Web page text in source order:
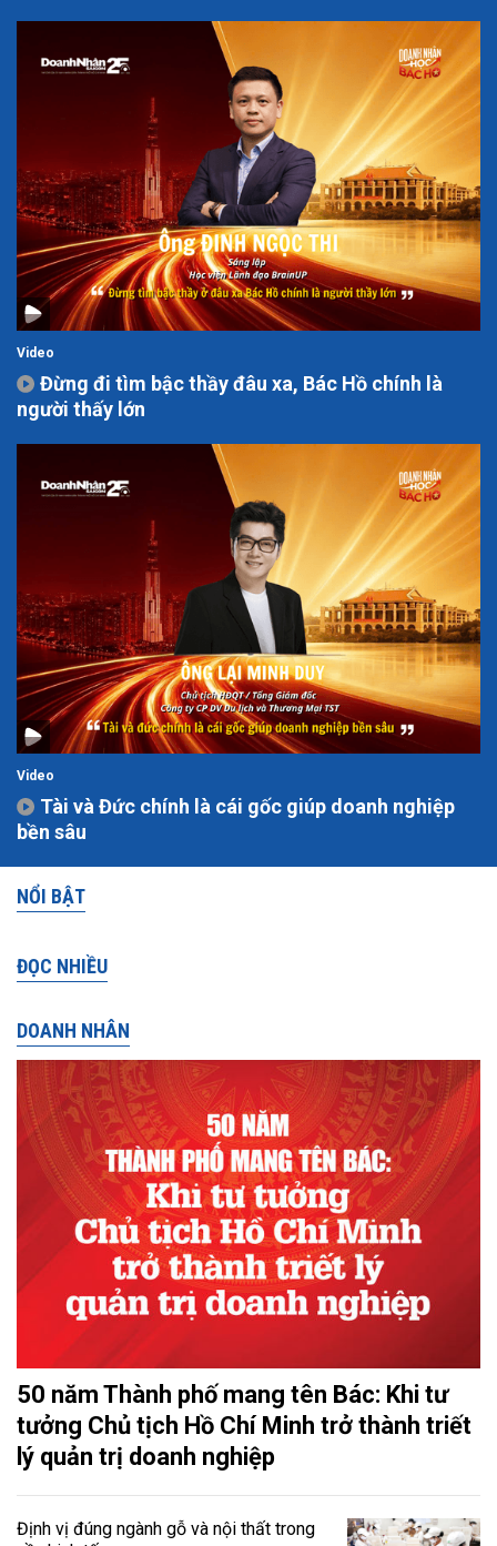
Video
Đừng đi tìm bậc thầy đâu xa, Bác Hồ chính là
người thấy lớn
Video
Tài và Đức chính là cái gốc giúp doanh nghiệp
bền sâu
NỔI BẬT
ĐỌC NHIỀU
DOANH NHÂN
50 năm Thành phố mang tên Bác: Khi tư
tưởng Chủ tịch Hồ Chí Minh trở thành triết
lý quản trị doanh nghiệp
Định vị đúng ngành gỗ và nội thất trong